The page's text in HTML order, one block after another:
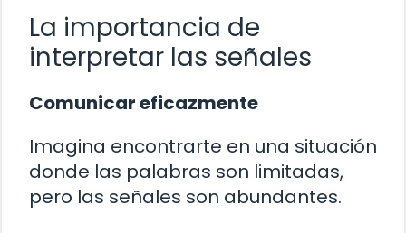
La importancia de
interpretar las señales
Comunicar eficazmente
Imagina encontrarte en una situación
donde las palabras son limitadas,
pero las señales son abundantes.